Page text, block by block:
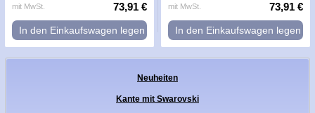
Neuheiten
Kante mit Swarovski
mit MwSt. 73,91 €
In den Einkaufswagen legen
mit MwSt. 73,91 €
In den Einkaufswagen legen